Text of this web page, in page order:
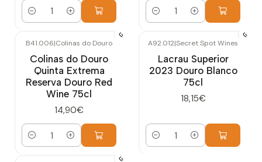
Cantidad Cantidad
B41.006|Colinas do Douro
Colinas do Douro
Quinta Extrema
Reserva Douro Red
Wine 75cl
14,90€
Cantidad
A92.012|Secret Spot Wines
Lacrau Superior
2023 Douro Blanco
75cl
18,15€
Cantidad